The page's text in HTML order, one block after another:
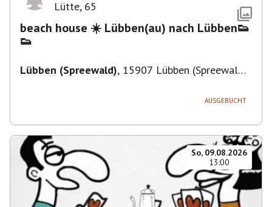
Lütte, 65
beach house ☀️ Lübben(au) nach Lübben👟
👟
Lübben (Spreewald), 15907 Lübben (Spreewald),
AUSGEBUCHT
So, 09.08.2026
13:00